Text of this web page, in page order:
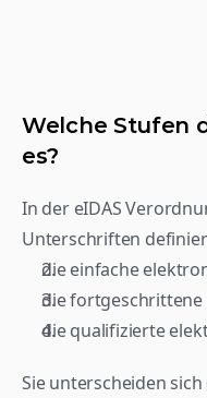
Welche Stufen
es?
In der eIDAS
Unterschriften
die einfache
die
die qualifizierte
Sie unterscheiden